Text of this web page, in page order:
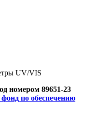
UV/VIS
номером 89651-23
по обеспечению